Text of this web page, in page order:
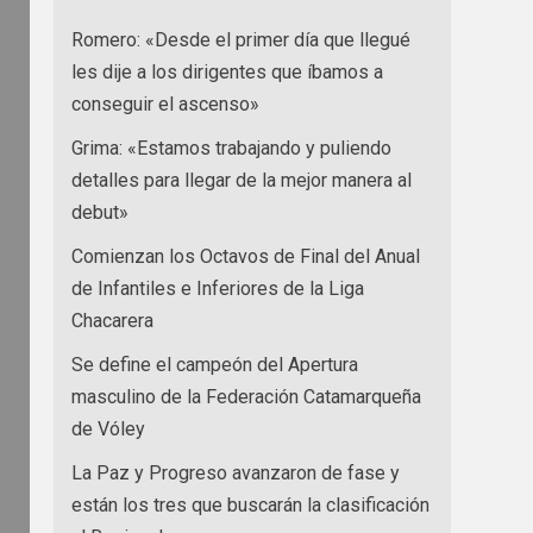
Romero: «Desde el primer día que llegué
les dije a los dirigentes que íbamos a
conseguir el ascenso»
Grima: «Estamos trabajando y puliendo
detalles para llegar de la mejor manera al
debut»
Comienzan los Octavos de Final del Anual
de Infantiles e Inferiores de la Liga
Chacarera
Se define el campeón del Apertura
masculino de la Federación Catamarqueña
de Vóley
La Paz y Progreso avanzaron de fase y
están los tres que buscarán la clasificación